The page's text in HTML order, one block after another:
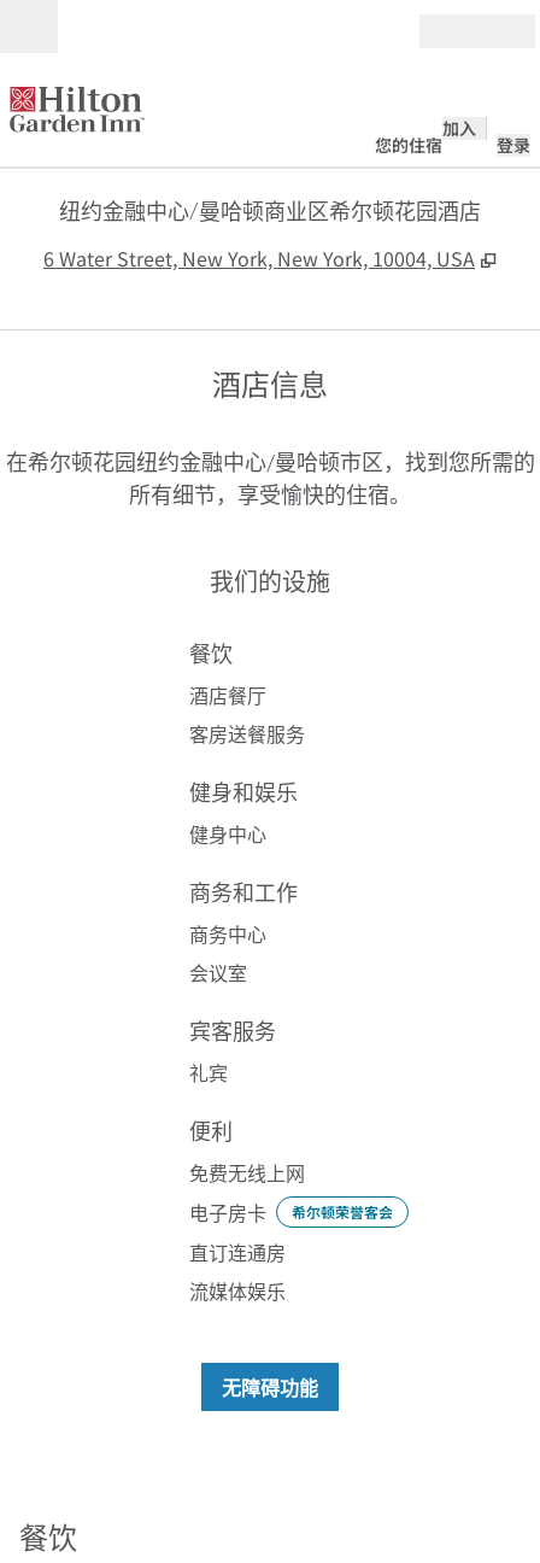
您的住宿
加入
登录
纽约金融中心/曼哈顿商业区希尔顿花园酒店
6 Water Street, New York, New York, 10004, USA ,
酒店信息
在希尔顿花园纽约金融中心/曼哈顿市区，找到您所需的
所有细节，享受愉快的住宿。
我们的设施
餐饮
酒店餐厅
客房送餐服务
健身和娱乐
健身中心
商务和工作
商务中心
会议室
宾客服务
礼宾
便利
免费无线上网
电子房卡
希尔顿荣誉客会
直订连通房
流媒体娱乐
无障碍功能
餐饮